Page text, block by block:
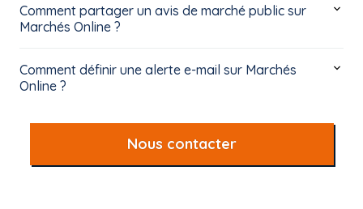
Comment partager un avis de marché public sur
Marchés Online ?
Comment définir une alerte e-mail sur Marchés
Online ?
Nous contacter